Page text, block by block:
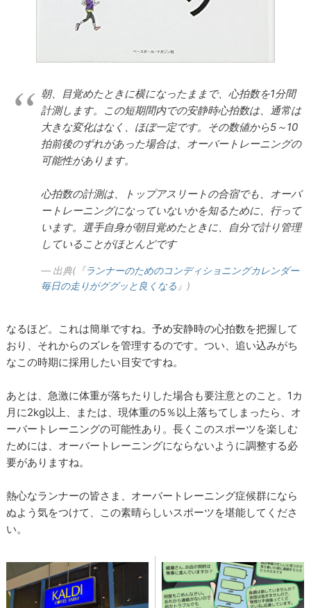
朝、目覚めたときに横になったままで、心拍数を1分間
計測します。この短期間内での安静時心拍数は、通常は
大きな変化はなく、ほぼ一定です。その数値から5～10
拍前後のずれがあった場合は、オーバートレーニングの
可能性があります。
心拍数の計測は、トップアスリートの合宿でも、オーバ
ートレーニングになっていないかを知るために、行って
います。選手自身が朝目覚めたときに、自分で計り管理
していることがほとんどです
出典(『ランナーのためのコンディショニングカレンダー
毎日の走りがググッと良くなる 』)
なるほど。これは簡単ですね。予め安静時の心拍数を把握して
おり、それからのズレを管理するのです。つい、追い込みがち
なこの時期に採用したい目安ですね。
あとは、急激に体重が落ちたりした場合も要注意とのこと。1カ
月に2kg以上、または、現体重の5％以上落ちてしまったら、オ
ーバートレーニングの可能性あり。長くこのスポーツを楽しむ
ためには、オーバートレーニングにならないように調整する必
要がありますね。
熱心なランナーの皆さま、オーバートレーニング症候群になら
ぬよう気をつけて、この素晴らしいスポーツを堪能してくださ
い。